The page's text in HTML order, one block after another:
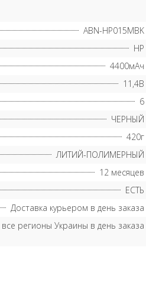
ABN-HP015MBK
HP
4400мАч
11,4В
6
ЧЕРНЫЙ
420г
ЛИТИЙ-ПОЛИМЕРНЫЙ
12 месяцев
ЕСТЬ
Доставка курьером в день заказа
регионы Украины в день заказа